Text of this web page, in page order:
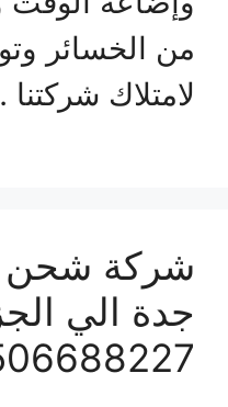
من الخسائر
لامتلاك
شركة
جدة الي